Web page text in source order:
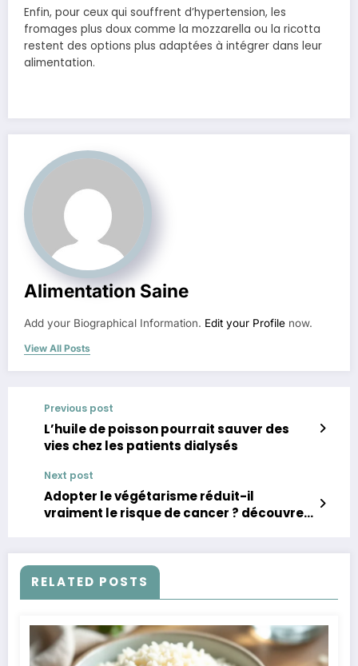
Enfin, pour ceux qui souffrent d’hypertension, les
fromages plus doux comme la mozzarella ou la ricotta
restent des options plus adaptées à intégrer dans leur
alimentation.
Alimentation Saine
Add your Biographical Information. Edit your Profile now.
View All Posts
Previous post
L’huile de poisson pourrait sauver des
vies chez les patients dialysés
Next post
Adopter le végétarisme réduit-il
vraiment le risque de cancer ? découvrez
RELATED POSTS